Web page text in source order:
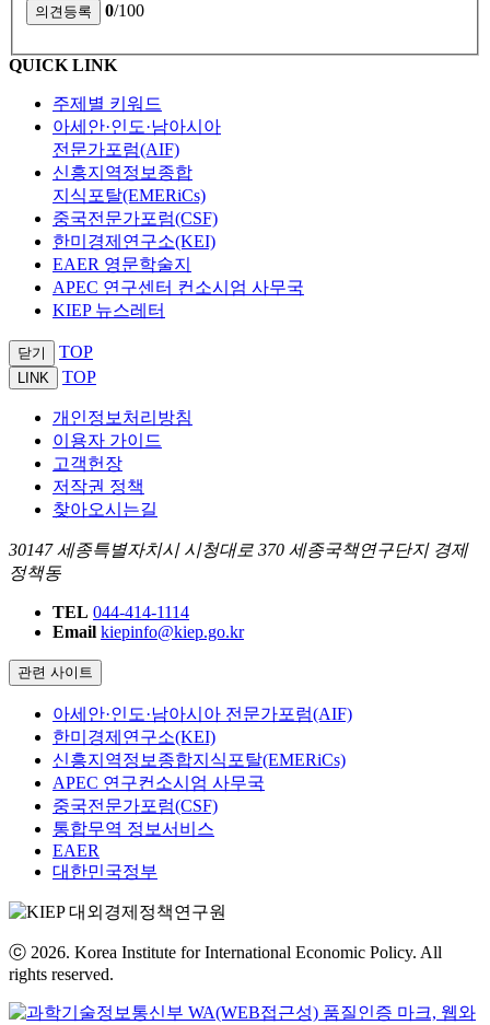
0/100
QUICK LINK
주제별 키워드
아세안·인도·남아시아
전문가포럼(AIF)
신흥지역정보종합
지식포탈(EMERiCs)
중국전문가포럼(CSF)
한미경제연구소(KEI)
EAER 영문학술지
APEC 연구센터 컨소시엄 사무국
KIEP 뉴스레터
닫기 TOP
LINK TOP
개인정보처리방침
이용자 가이드
고객헌장
저작권 정책
찾아오시는길
30147 세종특별자치시 시청대로 370 세종국책연구단지 경제
정책동
TEL 044-414-1114
Email kiepinfo@kiep.go.kr
관련 사이트
아세안·인도·남아시아 전문가포럼(AIF)
한미경제연구소(KEI)
신흥지역정보종합지식포탈(EMERiCs)
APEC 연구컨소시엄 사무국
중국전문가포럼(CSF)
통합무역 정보서비스
EAER
대한민국정부
ⓒ 2026. Korea Institute for International Economic Policy. All
rights reserved.